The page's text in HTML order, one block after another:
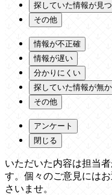
探していた情報が見
その他
情報が不正確
情報が遅い
分かりにくい
探していた情報が無
その他
アンケート
閉じる
いただいた内容は担当
す。個々のご意見には
さいませ。